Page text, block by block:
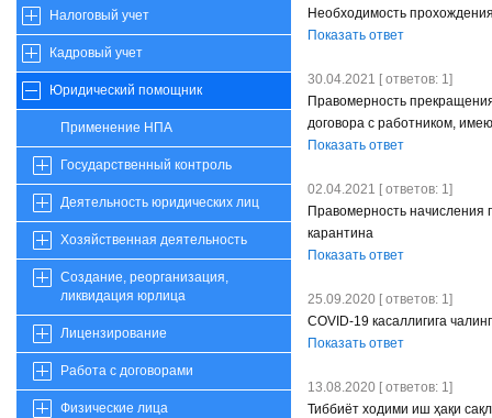
Налоговый учет
Кадровый учет
Юридический помощник
Применение НПА
Государственный контроль
Деятельность юридических лиц
Хозяйственная деятельность
Создание, реорганизация,
ликвидация юрлица
Лицензирование
Работа с договорами
Физические лица
Необходимость
Показать ответ
30.04.2021 [ ответов: 1]
Правомерность
договора с работником,
Показать ответ
02.04.2021 [ ответов: 1]
Правомерность начисления
карантина
Показать ответ
25.09.2020 [ ответов: 1]
COVID-19 касаллигига
Показать ответ
13.08.2020 [ ответов: 1]
Тиббиёт ходими иш ҳақи